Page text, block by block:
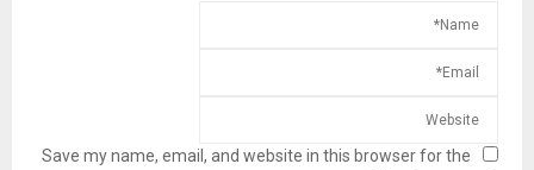
Save my name, email, and website in this browser for the